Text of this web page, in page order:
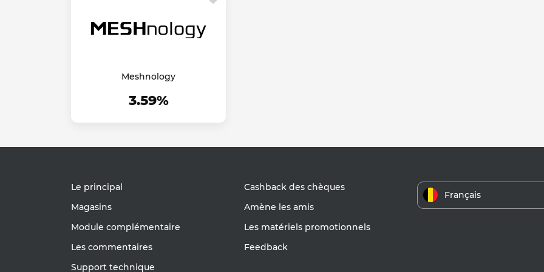
Meshnology
3.59%
Le principal
Magasins
Module complémentaire
Les commentaires
Support technique
Cashback des chèques
Amène les amis
Les matériels promotionnels
Feedback
Français